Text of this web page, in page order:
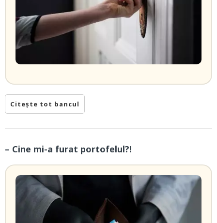
Citește tot bancul
– Cine mi-a furat portofelul?!